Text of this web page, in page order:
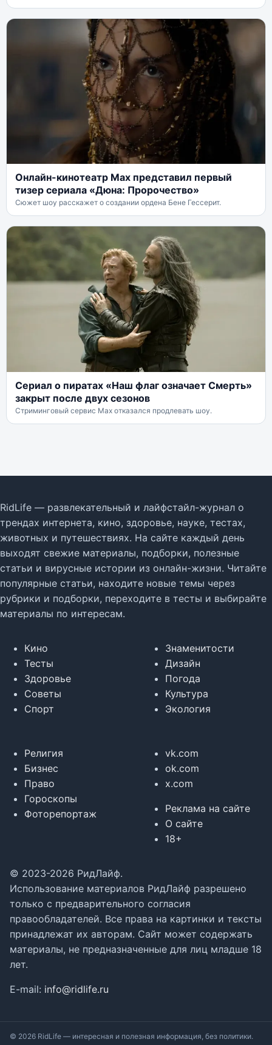
Онлайн-кинотеатр Max представил первый
тизер сериала «Дюна: Пророчество»
Сюжет шоу расскажет о создании ордена Бене Гессерит.
Сериал о пиратах «Наш флаг означает Смерть»
закрыт после двух сезонов
Стриминговый сервис Max отказался продлевать шоу.
RidLife — развлекательный и лайфстайл-журнал о
трендах интернета, кино, здоровье, науке, тестах,
животных и путешествиях. На сайте каждый день
выходят свежие материалы, подборки, полезные
статьи и вирусные истории из онлайн-жизни. Читайте
популярные статьи, находите новые темы через
рубрики и подборки, переходите в тесты и выбирайте
материалы по интересам.
Кино
Тесты
Здоровье
Советы
Спорт
Знаменитости
Дизайн
Погода
Культура
Экология
Религия
Бизнес
Право
Гороскопы
Фоторепортаж
vk.com
ok.com
x.com
Реклама на сайте
О сайте
18+
© 2023-2026 РидЛайф.
Использование материалов РидЛайф разрешено
только с предварительного согласия
правообладателей. Все права на картинки и тексты
принадлежат их авторам. Сайт может содержать
материалы, не предназначенные для лиц младше 18
лет.
E-mail: info@ridlife.ru
© 2026 RidLife — интересная и полезная информация, без политики.